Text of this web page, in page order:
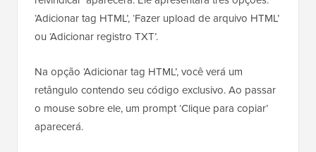
‘Adicionar tag HTML’, ‘Fazer upload de arquivo HTML’
ou ‘Adicionar registro TXT’.
Na opção ‘Adicionar tag HTML’, você verá um
retângulo contendo seu código exclusivo. Ao passar
o mouse sobre ele, um prompt ‘Clique para copiar’
aparecerá.